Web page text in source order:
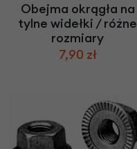
Obejma okrągła na
tylne widełki / różne
rozmiary
7,90 zł